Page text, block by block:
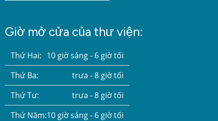
Giờ mở cửa của thư viện:
Thứ Hai: 10 giờ sáng - 6 giờ tối
Thứ Ba:
trưa - 8 giờ tối
Thứ Tư:
trưa - 8 giờ tối
Thứ Năm:10 giờ sáng - 6 giờ tối